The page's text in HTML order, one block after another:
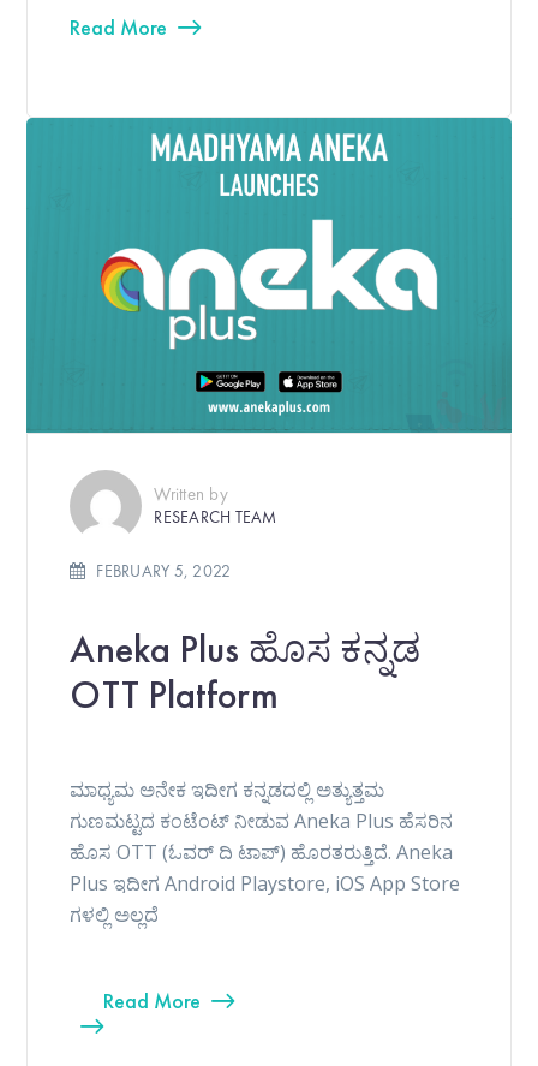
Read More
Written by
RESEARCH TEAM
FEBRUARY 5, 2022
Aneka Plus ಹೊಸ ಕನ್ನಡ
OTT Platform
ಮಾಧ್ಯಮ ಅನೇಕ ಇದೀಗ ಕನ್ನಡದಲ್ಲಿ ಅತ್ಯುತ್ತಮ
ಗುಣಮಟ್ಟದ ಕಂಟೆಂಟ್ ನೀಡುವ Aneka Plus ಹೆಸರಿನ
ಹೊಸ OTT (ಓವರ್ ದಿ ಟಾಪ್) ಹೊರತರುತ್ತಿದೆ. Aneka
Plus ಇದೀಗ Android Playstore, iOS App Store
ಗಳಲ್ಲಿ ಅಲ್ಲದೆ
Read More